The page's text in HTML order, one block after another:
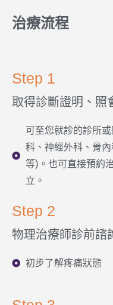
治療流程
Step 1
取得診斷證明、照
可至您就診的診所
科、神經外科、骨
等)。也可直接預約
立。
Step 2
物理治療師診前諮
初步了解疼痛狀態